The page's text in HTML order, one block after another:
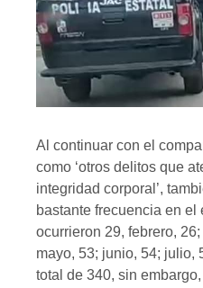
Al continuar con el
como ‘otros delitos que
integridad corporal’,
bastante frecuencia en
ocurrieron 29, febrero,
mayo, 53; junio, 54; julio,
total de 340, sin